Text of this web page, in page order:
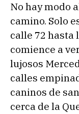
No hay modo
camino. Solo
calle 72 hasta
comience a
lujosos
calles
caninos de
cerca de la